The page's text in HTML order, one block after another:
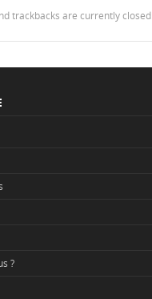
trackbacks are currently closed.
?